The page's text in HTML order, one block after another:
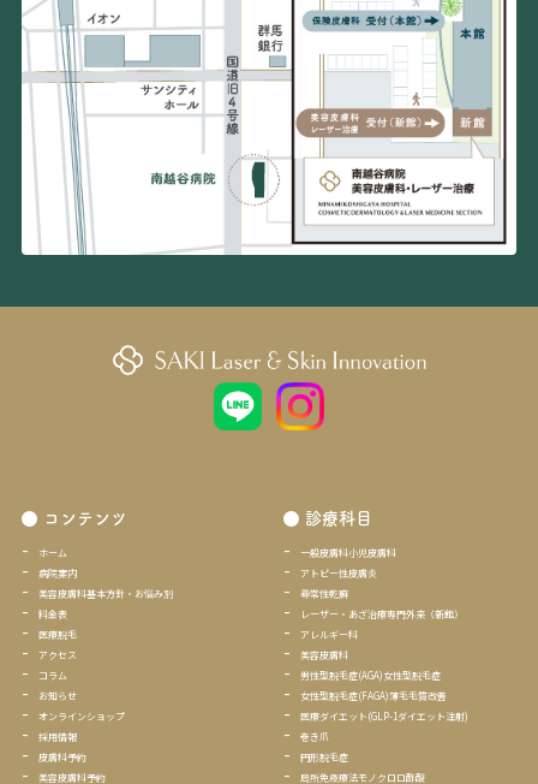
コンテンツ
ホーム
病院案内
美容皮膚科基本方針・お悩み別
料金表
医療脱毛
アクセス
コラム
お知らせ
オンラインショップ
採用情報
皮膚科予約
美容皮膚科予約
診療科目
一般皮膚科小児皮膚科
アトピー性皮膚炎
尋常性乾癬
レーザー・あざ治療専門外来（新館）
アレルギー科
美容皮膚科
男性型脱毛症(AGA)女性型脱毛症
女性型脱毛症(FAGA)薄毛毛質改善
医療ダイエット(GLP-1ダイエット注射)
巻き爪
円形脱毛症
局所免疫療法モノクロロ酢酸